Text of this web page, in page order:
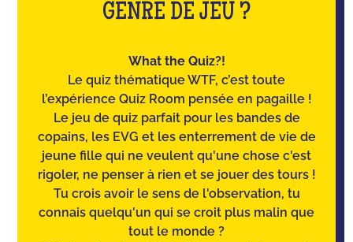
GENRE DE JEU ?
What the Quiz?!
Le quiz thématique WTF, c’est toute
l’expérience Quiz Room pensée en pagaille !
Le jeu de quiz parfait pour les bandes de
copains, les EVG et les enterrement de vie de
jeune fille qui ne veulent qu'une chose c'est
rigoler, ne penser à rien et se jouer des tours !
Tu crois avoir le sens de l'observation, tu
connais quelqu'un qui se croit plus malin que
tout le monde ?